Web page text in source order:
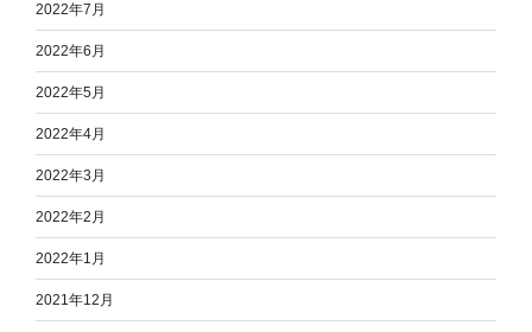
2022年7月
2022年6月
2022年5月
2022年4月
2022年3月
2022年2月
2022年1月
2021年12月